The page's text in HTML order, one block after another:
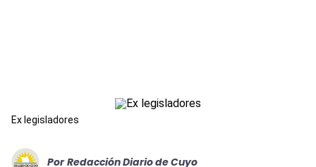
Ex legisladores
Por Redacción Diario de Cuyo